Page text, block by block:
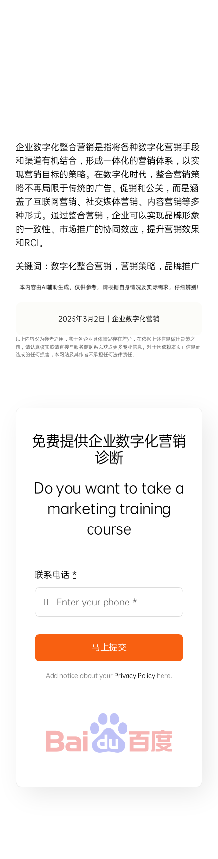
企业数字化整合营销是指将各种数字化营销手段
和渠道有机结合，形成一体化的营销体系，以实
现营销目标的策略。在数字化时代，整合营销策
略不再局限于传统的广告、促销和公关，而是涵
盖了互联网营销、社交媒体营销、内容营销等多
种形式。通过整合营销，企业可以实现品牌形象
的一致性、市场推广的协同效应，提升营销效果
和ROI。
关键词： 数字化整合营销 ， 营销策略， 品牌推广
2025年3月2日 企业数字化营销
以上内容仅为参考之用，鉴于各企业具体情况存在差异，在依据上述信息做出决策之
前，请认真核实或请直接与服务商联系以获取更多专业信息。对于因依赖本页面信息而
造成的任何损害，本网站及其作者不承担任何法律责任。
免费提供企业数字化营销
诊断
Do you want to take a
marketing training
course
联系电话*
马上提交
Add notice about your Privacy Policy here.